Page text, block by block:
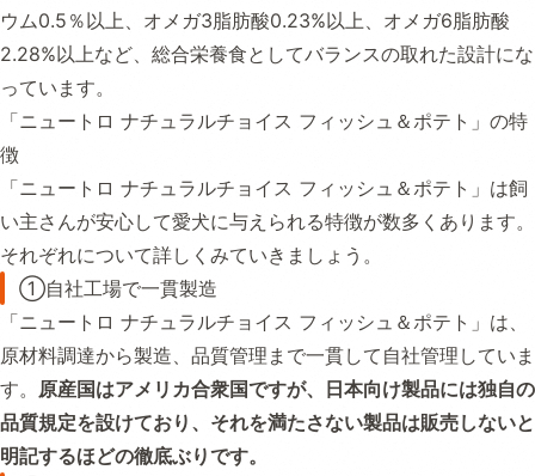
ウム0.5％以上、オメガ3脂肪酸0.23%以上、オメガ6脂肪酸
2.28%以上など、総合栄養食としてバランスの取れた設計にな
っています。
「ニュートロ ナチュラルチョイス フィッシュ＆ポテト」の特
徴
「ニュートロ ナチュラルチョイス フィッシュ＆ポテト」は飼
い主さんが安心して愛犬に与えられる特徴が数多くあります。
それぞれについて詳しくみていきましょう。
①自社工場で一貫製造
「ニュートロ ナチュラルチョイス フィッシュ＆ポテト」は、
原材料調達から製造、品質管理まで一貫して自社管理していま
す。 原産国はアメリカ合衆国ですが、日本向け製品には独自の
品質規定を設けており、それを満たさない製品は販売しないと
明記するほどの徹底ぶりです。